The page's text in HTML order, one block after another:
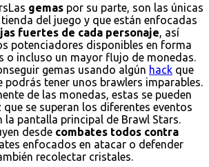
Las gemas por su parte, son las únicas
del juego y que están enfocadas
fuertes de cada personaje , así
potenciadores disponibles en forma
o incluso un mayor flujo de monedas.
gemas usando algún hack que
podrás tener unos brawlers imparables.
de las monedas, estas se pueden
que se superan los diferentes eventos
la pantalla principal de Brawl Stars.
desde combates todos contra
enfocados en atacar o defender
recolectar cristales.